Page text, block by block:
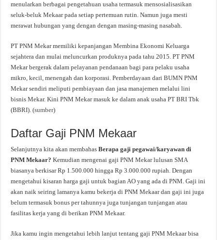
menularkan berbagai pengetahuan usaha termasuk mensosialisasikan
seluk-beluk Mekaar pada setiap pertemuan rutin. Namun juga mesti
merawat hubungan yang dengan dengan masing-masing nasabah.
PT PNM Mekar memiliki kepanjangan Membina Ekonomi Keluarga
sejahtera dan mulai meluncurkan produknya pada tahu 2015. PT PNM
Mekar bergerak dalam pelayanan pendanaan bagi para pelaku usaha
mikro, kecil, menengah dan korporasi. Pemberdayaan dari BUMN PNM
Mekar sendiri meliputi pembiayaan dan jasa manajemen melalui lini
bisnis Mekar. Kini PNM Mekar masuk ke dalam anak usaha PT BRI Tbk
(BBRI). (sumber)
Daftar Gaji PNM Mekaar
Selanjutnya kita akan membahasBerapa gaji pegawai/karyawan di
PNM Mekaar?Kemudian mengenai gaji PNM Mekar lulusan SMA
biasanya berkisar Rp 1.500.000 hingga Rp 3.000.000 rupiah. Dengan
mengetahui kisaran harga gaji untuk bagian AO yang ada di PNM. Gaji ini
akan naik seiring lamanya kamu bekerja di PNM Mekaar dan gaji ini juga
belum termasuk bonus per tahunnya juga tunjangan tunjangan atau
fasilitas kerja yang di berikan PNM Mekaar.
Jika kamu ingin mengetahui lebih lanjut tentang gaji PNM Mekaar bisa